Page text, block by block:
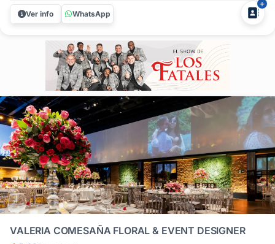
cada quinceañera viva la celebración de sus sueños. Con
un enfoque totalmente personalizado, diseñamos y
Ver info WhatsApp
VALERIA COMESAÑA FLORAL & EVENT DESIGNER